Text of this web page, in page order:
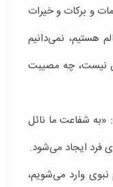
و برکات و خیرات
هستیم، نمی‌دانیم
نیست، چه مصیبت
«به شفاعت ما نائل
فرد ایجاد می‌شود.
نبوی وارد می‌شویم،